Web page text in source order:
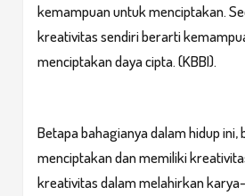
kemampuan untuk menciptakan.
kreativitas sendiri berarti
menciptakan daya cipta. (KBBI).
Betapa bahagianya dalam hidup ini,
menciptakan dan memiliki
kreativitas dalam melahirkan